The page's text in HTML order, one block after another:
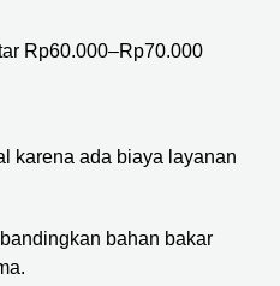
Rp60.000–Rp70.000
karena ada biaya layanan
bahan bakar